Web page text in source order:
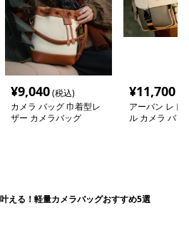
¥9,040(税込)
カメラ バッグ 巾着型レ
ザー カメラバッグ
¥11,700
アーバン レト
ル カメラ バッ
える！軽量カメラバッグおすすめ5選